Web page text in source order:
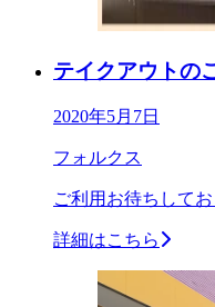
テイクアウトの
2020年5月7日
フォルクス
ご利用お待ちしてお
詳細はこちら